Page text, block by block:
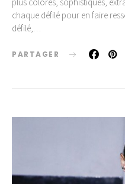
chaque défilé pour en faire
défilé,…
PARTAGER